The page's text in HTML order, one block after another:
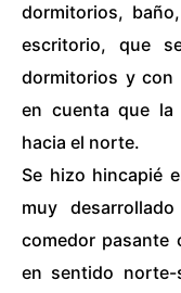
dormitorios,
escritorio, que
dormitorios y con
en cuenta que la
hacia el norte.
Se hizo hincapié
muy
comedor pasante
en sentido